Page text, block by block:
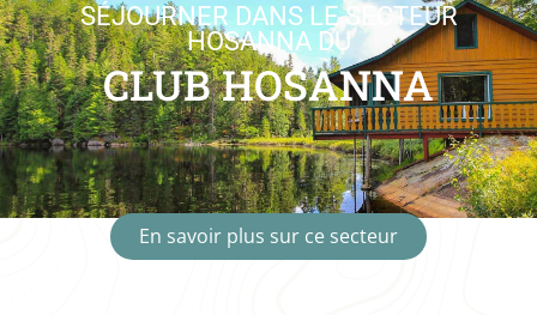
SÉJOURNER DANS LE SECTEUR
HOSANNA DU
CLUB HOSANNA
En savoir plus sur ce secteur